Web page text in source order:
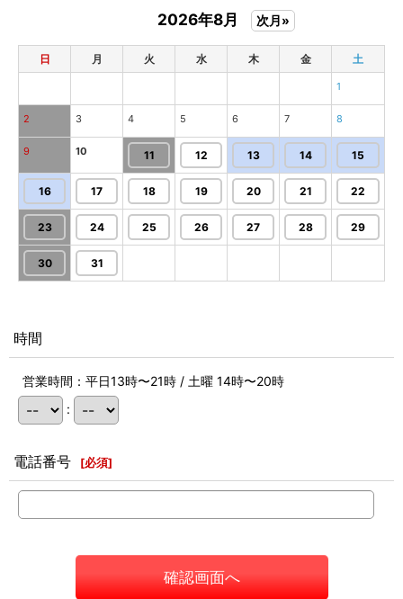
2026年8月 次月»
日 月 火 水 木 金 土
1
2 3 4 5 6 7 8
9 10 11 12 13 14 15
16 17 18 19 20 21 22
23 24 25 26 27 28 29
30 31
時間
営業時間：平日13時〜21時 / 土曜 14時〜20時
:
電話番号 [必須]
確認画面へ